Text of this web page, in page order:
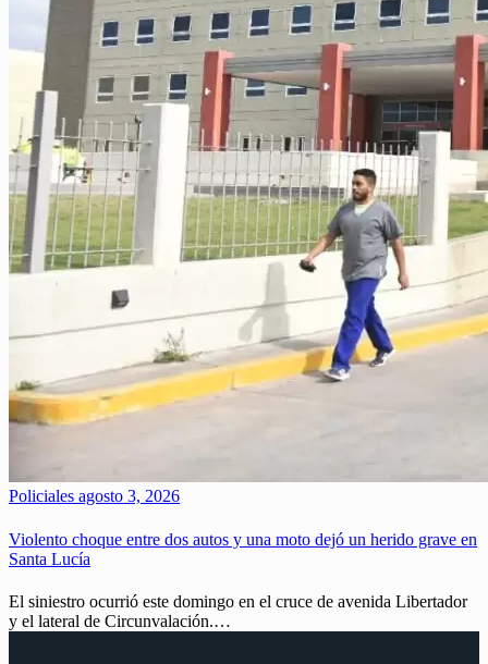
Policiales agosto 3, 2026
Violento choque entre dos autos y una moto dejó un herido grave en
Santa Lucía
El siniestro ocurrió este domingo en el cruce de avenida Libertador
y el lateral de Circunvalación.…